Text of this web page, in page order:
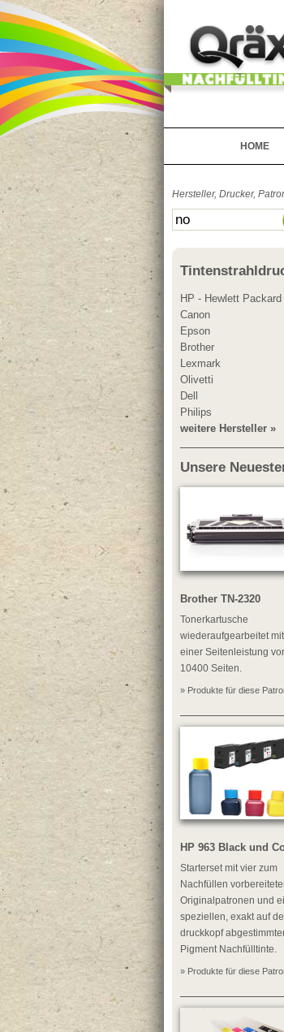
HOME
Hersteller, Drucker,
HP - Hewlett Packard
Canon
Epson
Brother
Lexmark
Olivetti
Dell
Philips
weitere Hersteller »
Unsere
Brother TN-2320
Tonerkartusche
wiederaufgearbeitet mit
einer Seitenleistung
10400 Seiten.
» Produkte für diese
HP 963 Black und
Starterset mit vier zum
Nachfüllen
Originalpatronen und
speziellen, exakt auf
druckkopf
Pigment Nachfülltinte.
» Produkte für diese